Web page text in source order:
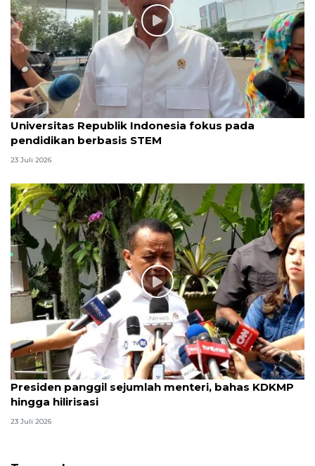
Universitas Republik Indonesia fokus pada
pendidikan berbasis STEM
23 Juli 2026
Presiden panggil sejumlah menteri, bahas KDKMP
hingga hilirisasi
23 Juli 2026